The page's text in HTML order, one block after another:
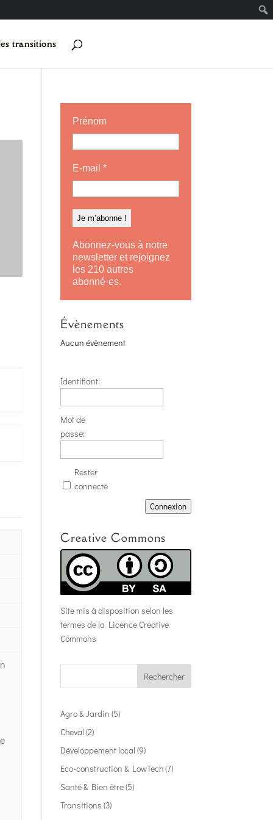
transitions
Prénom
E-mail *
Abonnez-vous à notre
newsletter et rejoignez
les 210 autres
abonné·es.
Évènements
Aucun évènement
Identifiant:
Mot de
passe:
Rester
connecté
Connexion
Creative Commons
Site mis à disposition selon les
termes de la Licence Creative
Commons
Rechercher
Agro & Jardin (5)
Cheval (2)
Développement local (9)
Eco-construction & LowTech(7)
Santé & Bien être(5)
Transitions (3)